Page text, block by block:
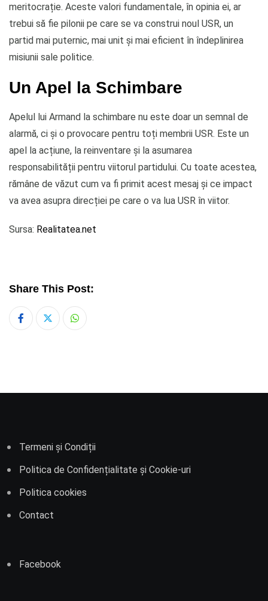
meritocrație. Aceste valori fundamentale, în opinia ei, ar
trebui să fie pilonii pe care se va construi noul USR, un
partid mai puternic, mai unit și mai eficient în îndeplinirea
misiunii sale politice.
Un Apel la Schimbare
Apelul lui Armand la schimbare nu este doar un semnal de
alarmă, ci și o provocare pentru toți membrii USR. Este un
apel la acțiune, la reinventare și la asumarea
responsabilității pentru viitorul partidului. Cu toate acestea,
rămâne de văzut cum va fi primit acest mesaj și ce impact
va avea asupra direcției pe care o va lua USR în viitor.
Sursa: Realitatea.net
Share This Post:
Whatsapp
Termeni și Condiții
Politica de Confidențialitate și Cookie-uri
Politica cookies
Contact
Facebook